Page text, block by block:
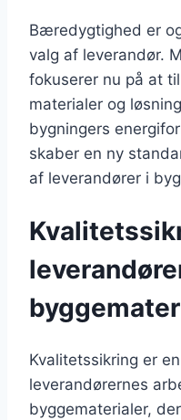
Bæredygtighed er
valg af leverandør.
fokuserer nu på at
materialer og
bygningers
skaber en ny
af leverandører i
Kvalitetssikring er
leverandørernes
byggematerialer,